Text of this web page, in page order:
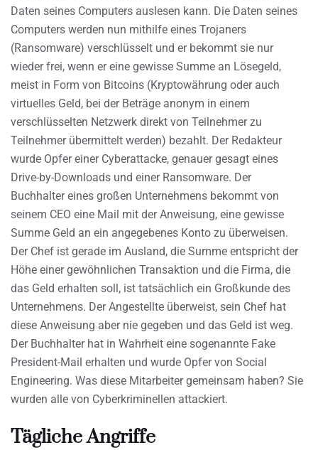
Daten seines Computers auslesen kann. Die Daten seines
Computers werden nun mithilfe eines Trojaners
(Ransomware) verschlüsselt und er bekommt sie nur
wieder frei, wenn er eine gewisse Summe an Lösegeld,
meist in Form von Bitcoins (Kryptowährung oder auch
virtuelles Geld, bei der Beträge anonym in einem
verschlüsselten Netzwerk direkt von Teilnehmer zu
Teilnehmer übermittelt werden) bezahlt. Der Redakteur
wurde Opfer einer Cyberattacke, genauer gesagt eines
Drive-by-Downloads und einer Ransomware. Der
Buchhalter eines großen Unternehmens bekommt von
seinem CEO eine Mail mit der Anweisung, eine gewisse
Summe Geld an ein angegebenes Konto zu überweisen.
Der Chef ist gerade im Ausland, die Summe entspricht der
Höhe einer gewöhnlichen Transaktion und die Firma, die
das Geld erhalten soll, ist tatsächlich ein Großkunde des
Unternehmens. Der Angestellte überweist, sein Chef hat
diese Anweisung aber nie gegeben und das Geld ist weg.
Der Buchhalter hat in Wahrheit eine sogenannte Fake
President-Mail erhalten und wurde Opfer von Social
Engineering. Was diese Mitarbeiter gemeinsam haben? Sie
wurden alle von Cyberkriminellen attackiert.
Tägliche Angriffe